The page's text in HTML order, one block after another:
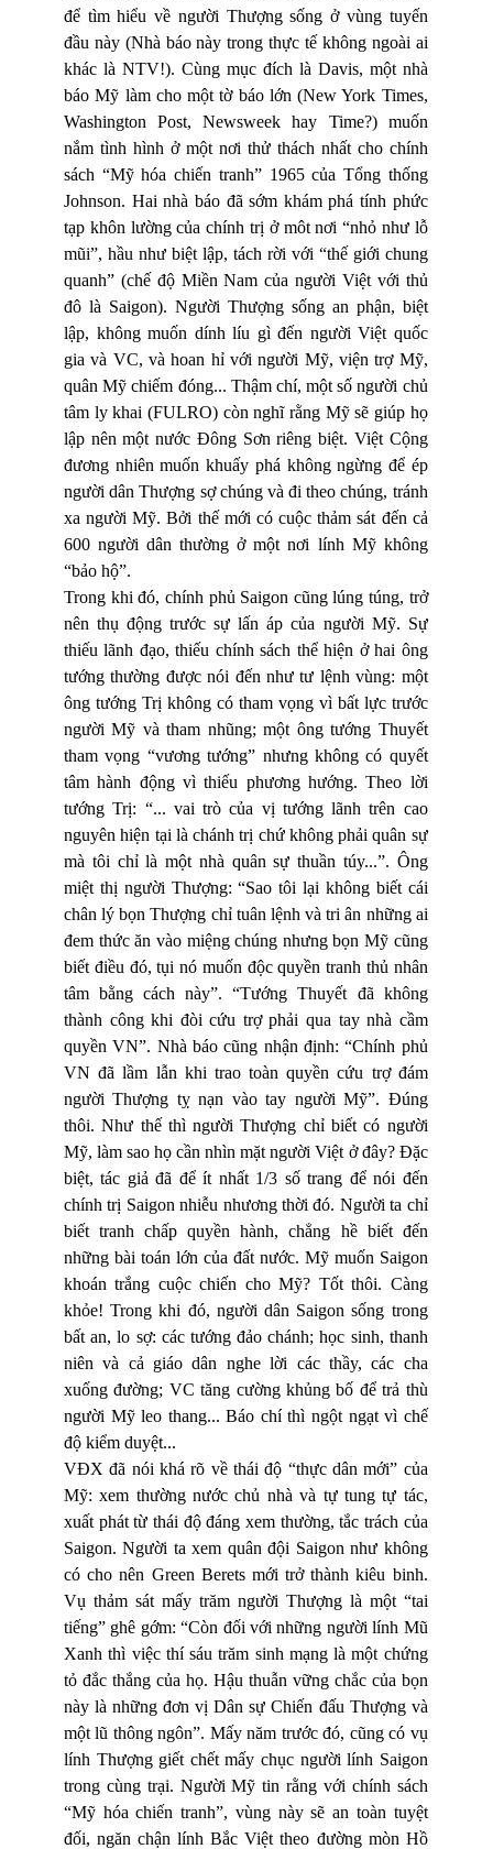
để tìm hiểu về người Thượng sống ở vùng tuyến
đầu này (Nhà báo này trong thực tế không ngoài ai
khác là NTV!). Cùng mục đích là Davis, một nhà
báo Mỹ làm cho một tờ báo lớn (New York Times,
Washington Post, Newsweek hay Time?) muốn
nắm tình hình ở một nơi thử thách nhất cho chính
sách “Mỹ hóa chiến tranh” 1965 của Tổng thống
Johnson. Hai nhà báo đã sớm khám phá tính phức
tạp khôn lường của chính trị ở môt nơi “nhỏ như lỗ
mũi”, hầu như biệt lập, tách rời với “thế giới chung
quanh” (chế độ Miền Nam của người Việt với thủ
đô là Saigon). Người Thượng sống an phận, biệt
lập, không muốn dính líu gì đến người Việt quốc
gia và VC, và hoan hỉ với người Mỹ, viện trợ Mỹ,
quân Mỹ chiếm đóng... Thậm chí, một số người chủ
tâm ly khai (FULRO) còn nghĩ rằng Mỹ sẽ giúp họ
lập nên một nước Đông Sơn riêng biệt. Việt Cộng
đương nhiên muốn khuấy phá không ngừng để ép
người dân Thượng sợ chúng và đi theo chúng, tránh
xa người Mỹ. Bởi thế mới có cuộc thảm sát đến cả
600 người dân thường ở một nơi lính Mỹ không
“bảo hộ”.
Trong khi đó, chính phủ Saigon cũng lúng túng, trở
nên thụ động trước sự lấn áp của người Mỹ. Sự
thiếu lãnh đạo, thiếu chính sách thể hiện ở hai ông
tướng thường được nói đến như tư lệnh vùng: một
ông tướng Trị không có tham vọng vì bất lực trước
người Mỹ và tham nhũng; một ông tướng Thuyết
tham vọng “vương tướng” nhưng không có quyết
tâm hành động vì thiếu phương hướng. Theo lời
tướng Trị: “... vai trò của vị tướng lãnh trên cao
nguyên hiện tại là chánh trị chứ không phải quân sự
mà tôi chỉ là một nhà quân sự thuần túy...”. Ông
miệt thị người Thượng: “Sao tôi lại không biết cái
chân lý bọn Thượng chỉ tuân lệnh và tri ân những ai
đem thức ăn vào miệng chúng nhưng bọn Mỹ cũng
biết điều đó, tụi nó muốn độc quyền tranh thủ nhân
tâm bằng cách này”. “Tướng Thuyết đã không
thành công khi đòi cứu trợ phải qua tay nhà cầm
quyền VN”. Nhà báo cũng nhận định: “Chính phủ
VN đã lầm lẫn khi trao toàn quyền cứu trợ đám
người Thượng tỵ nạn vào tay người Mỹ”. Đúng
thôi. Như thế thì người Thượng chỉ biết có người
Mỹ, làm sao họ cần nhìn mặt người Việt ở đây? Đặc
biệt, tác giả đã để ít nhất 1/3 số trang để nói đến
chính trị Saigon nhiễu nhương thời đó. Người ta chỉ
biết tranh chấp quyền hành, chẳng hề biết đến
những bài toán lớn của đất nước. Mỹ muốn Saigon
khoán trắng cuộc chiến cho Mỹ? Tốt thôi. Càng
khỏe! Trong khi đó, người dân Saigon sống trong
bất an, lo sợ: các tướng đảo chánh; học sinh, thanh
niên và cả giáo dân nghe lời các thầy, các cha
xuống đường; VC tăng cường khủng bố để trả thù
người Mỹ leo thang... Báo chí thì ngột ngạt vì chế
độ kiểm duyệt...
VĐX đã nói khá rõ về thái độ “thực dân mới” của
Mỹ: xem thường nước chủ nhà và tự tung tự tác,
xuất phát từ thái độ đáng xem thường, tắc trách của
Saigon. Người ta xem quân đội Saigon như không
có cho nên Green Berets mới trở thành kiêu binh.
Vụ thảm sát mấy trăm người Thượng là một “tai
tiếng” ghê gớm: “Còn đối với những người lính Mũ
Xanh thì việc thí sáu trăm sinh mạng là một chứng
tỏ đắc thắng của họ. Hậu thuẫn vững chắc của bọn
này là những đơn vị Dân sự Chiến đấu Thượng và
một lũ thông ngôn”. Mấy năm trước đó, cũng có vụ
lính Thượng giết chết mấy chục người lính Saigon
trong cùng trại. Người Mỹ tin rằng với chính sách
“Mỹ hóa chiến tranh”, vùng này sẽ an toàn tuyệt
đối, ngăn chận lính Bắc Việt theo đường mòn Hồ